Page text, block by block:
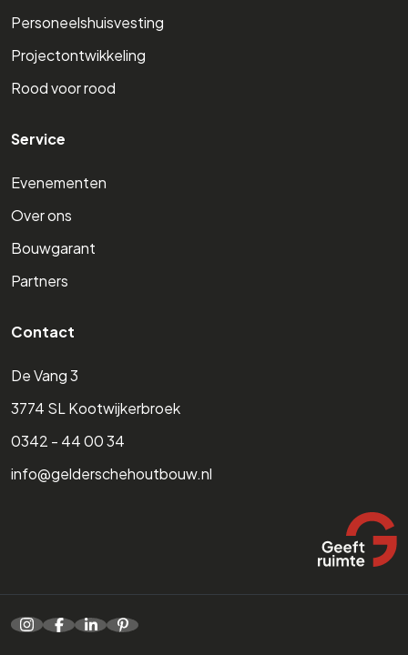
Personeelshuisvesting
Projectontwikkeling
Rood voor rood
Service
Evenementen
Over ons
Bouwgarant
Partners
Contact
De Vang 3
3774 SL Kootwijkerbroek
0342 - 44 00 34
info@gelderschehoutbouw.nl